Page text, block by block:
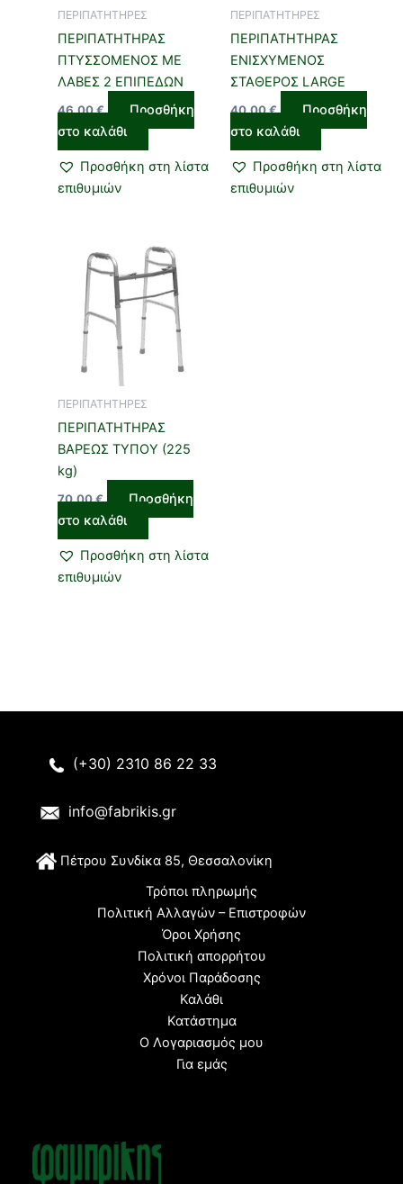
ΠΕΡΙΠΑΤΗΤΗΡΕΣ
ΠΕΡΙΠΑΤΗΤΗΡΑΣ
ΠΤΥΣΣΟΜΕΝΟΣ ΜΕ
ΛΑΒΕΣ 2 ΕΠΙΠΕΔΩΝ
46,00€
Προσθήκη
στο καλάθι
Προσθήκη στη λίστα
επιθυμιών
ΠΕΡΙΠΑΤΗΤΗΡΕΣ
ΠΕΡΙΠΑΤΗΤΗΡΑΣ
ΕΝΙΣΧΥΜΕΝΟΣ
ΣΤΑΘΕΡΟΣ LARGE
40,00€
Προσθήκη
στο καλάθι
Προσθήκη στη λίστα
επιθυμιών
ΠΕΡΙΠΑΤΗΤΗΡΕΣ
ΠΕΡΙΠΑΤΗΤΗΡΑΣ
ΒΑΡΕΩΣ ΤΥΠΟΥ (225
kg)
70,00€
Προσθήκη
στο καλάθι
Προσθήκη στη λίστα
επιθυμιών
(+30) 2310 86 22 33
info@fabrikis.gr
Πέτρου Συνδίκα 85, Θεσσαλονίκη
Τρόποι πληρωμής
Πολιτική Αλλαγών – Επιστροφών
Όροι Χρήσης
Πολιτική απορρήτου
Χρόνοι Παράδοσης
Καλάθι
Κατάστημα
Ο Λογαριασμός μου
Για εμάς